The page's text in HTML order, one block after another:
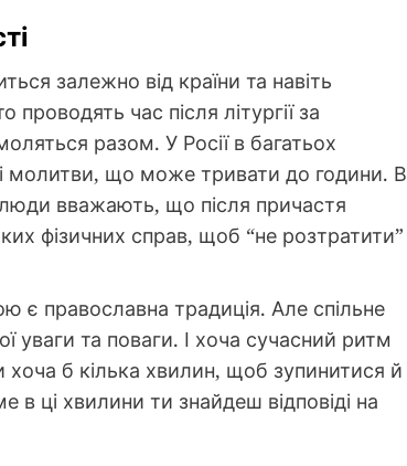
залежно від країни та навіть
час після літургії за
разом. У Росії в багатьох
молитви, що може тривати до години. В
люди вважають, що після причастя
фізичних справ, щоб “не розтратити”
є православна традиція. Але спільне
уваги та поваги. І хоча сучасний ритм
б кілька хвилин, щоб зупинитися й
ці хвилини ти знайдеш відповіді на